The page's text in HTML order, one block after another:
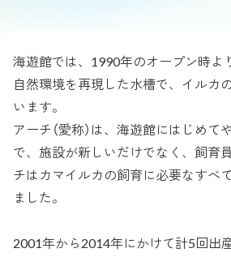
海遊館では、1990年のオープン時よ
自然環境を再現した水槽で、イルカ
います。
アーチ（愛称）は、海遊館にはじめて
で、施設が新しいだけでなく、飼育
チはカマイルカの飼育に必要なすべ
ました。
2001年から2014年にかけて計5回出